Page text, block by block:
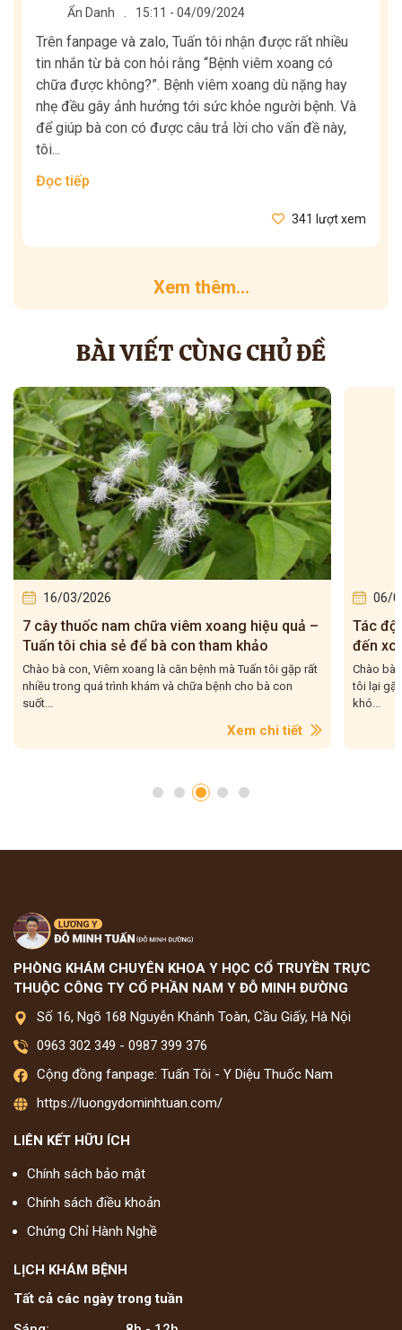
Ẩn Danh 15:11 - 04/09/2024
Trên fanpage và zalo, Tuấn tôi nhận được rất nhiều
tin nhắn từ bà con hỏi rằng “Bệnh viêm xoang có
chữa được không?”. Bệnh viêm xoang dù nặng hay
nhẹ đều gây ảnh hưởng tới sức khỏe người bệnh. Và
để giúp bà con có được câu trả lời cho vấn đề này,
tôi...
Đọc tiếp
341 lượt xem
Xem thêm...
BÀI VIẾT CÙNG CHỦ ĐỀ
16/03/2026
7 cây thuốc nam chữa viêm xoang hiệu quả –
Tuấn tôi chia sẻ để bà con tham khảo
Chào bà con, Viêm xoang là căn bệnh mà Tuấn tôi gặp rất
nhiều trong quá trình khám và chữa bệnh cho bà con
suốt...
Xem chi tiết
06/
Tác
đến
rõ
Chào bà
tôi lại
khó...
PHÒNG KHÁM CHUYÊN KHOA Y HỌC CỔ TRUYỀN TRỰC
THUỘC CÔNG TY CỔ PHẦN NAM Y ĐỖ MINH ĐƯỜNG
Số 16, Ngõ 168 Nguyễn Khánh Toàn, Cầu Giấy, Hà Nội
0963 302 349 - 0987 399 376
Cộng đồng fanpage: Tuấn Tôi - Y Diệu Thuốc Nam
https://luongydominhtuan.com/
LIÊN KẾT HỮU ÍCH
Chính sách bảo mật
Chính sách điều khoản
Chứng Chỉ Hành Nghề
LỊCH KHÁM BỆNH
Tất cả các ngày trong tuần